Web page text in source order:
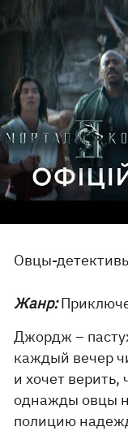
Овцы-
Жанр:
Джордж –
каждый вечер
и хочет
однажды овцы
полицию